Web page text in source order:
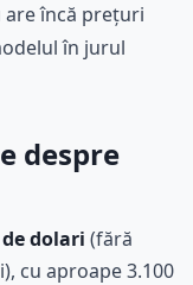
are încă prețuri
în jurul
despre
de dolari (fără
cu aproape 3.100